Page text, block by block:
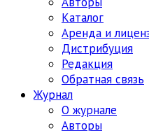
Каталог
Аренда и
Дистрибуция
Редакция
Обратная связь
Журнал
О журнале
Авторы